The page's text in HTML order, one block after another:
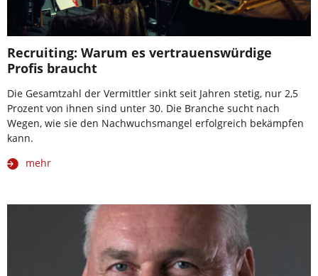
Recruiting: Warum es vertrauenswürdige
Profis braucht
Die Gesamtzahl der Vermittler sinkt seit Jahren stetig, nur 2,5
Prozent von ihnen sind unter 30. Die Branche sucht nach
Wegen, wie sie den Nachwuchsmangel erfolgreich bekämpfen
kann.
mehr